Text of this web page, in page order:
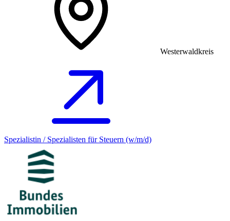
Westerwaldkreis
Spezialistin / Spezialisten für Steuern (w/m/d)